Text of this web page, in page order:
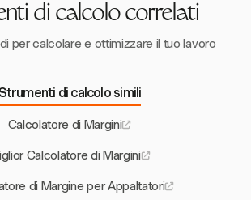
di calcolo correlati
per calcolare e ottimizzare il tuo lavoro
Strumenti di calcolo simili
Calcolatore di Margini
Calcolatore di Margini
di Margine per Appaltatori